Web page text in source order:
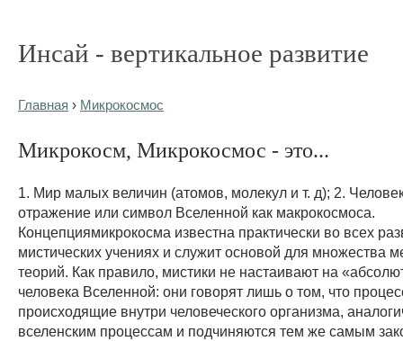
Инсай - вертикальное развитие
Главная › Микрокосмос
Микрокосм, Микрокосмос - это...
1. Мир малых величин (атомов, молекул и т. д); 2.
отражение или символ Вселенной как макрокосмоса.
Концепциямикрокосма известна практически во всех
мистических учениях и служит основой для множества
теорий. Как правило, мистики не настаивают на
человека Вселенной: они говорят лишь о том, что
происходящие внутри человеческого организма,
вселенским процессам и подчиняются тем же самым